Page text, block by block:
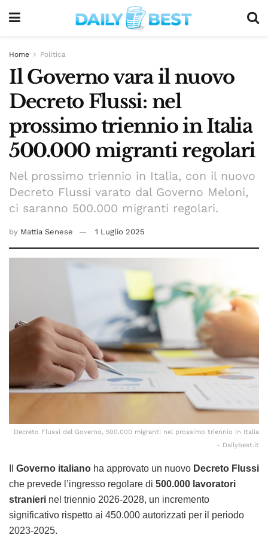
Home Politica
Il Governo vara il nuovo
Decreto Flussi: nel
prossimo triennio in Italia
500.000 migranti regolari
Nel prossimo triennio in Italia, con il nuovo
Decreto Flussi varato dal Governo Meloni,
ci saranno 500.000 migranti regolari.
by Mattia Senese 1 Luglio 2025
Decreto Flussi del Governo, 500.000 migranti nel prossimo triennio in Italia
- Dailybest.it
Governo italiano ha approvato un nuovo Decreto Flussi
che prevede l’ingresso regolare di 500.000 lavoratori
stranieri nel triennio 2026-2028, un incremento
significativo rispetto ai 450.000 autorizzati per il periodo
2023-2025.